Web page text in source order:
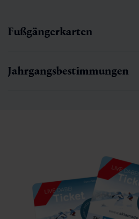
Fußgängerkarten
Jahrgangsbestimmungen